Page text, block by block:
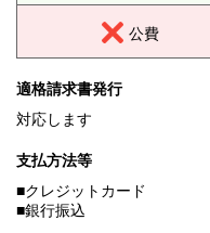
公費
適格請求書発行
対応します
支払方法等
■クレジットカード
■銀行振込